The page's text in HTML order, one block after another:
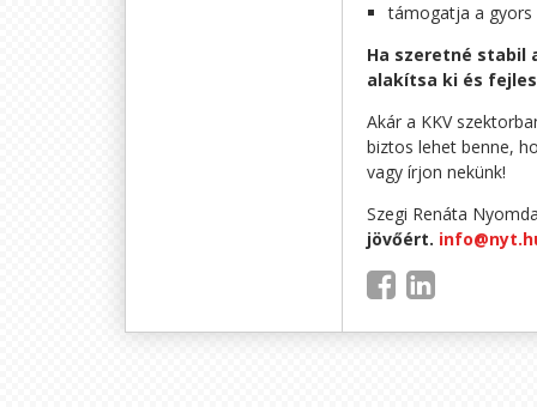
támogatja a gyors
Ha szeretné stabil
alakítsa ki és
Akár a KKV
biztos lehet benne,
vagy írjon nekünk!
Szegi Renáta
jövőért.